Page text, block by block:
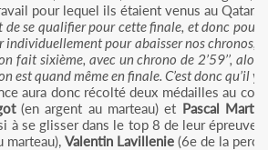
pour lequel ils étaient venus au Qatar.
de se qualifier pour cette finale, et donc pour
pour abaisser nos chronos,
fait sixième, avec un chrono de 2’59’’, alors
est quand même en finale. C’est donc qu’il y
aura donc récolté deux médailles au
(en argent au marteau) et Pascal
à se glisser dans le top 8 de leur épreuve :
marteau), Valentin Lavillenie (6e de la